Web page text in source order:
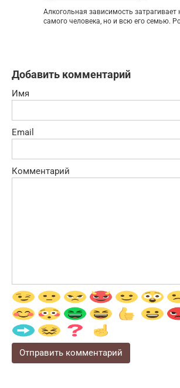
Алкогольная зависимость затрагивает
самого человека, но и всю его семью.
Добавить комментарий
Имя
Email
Комментарий